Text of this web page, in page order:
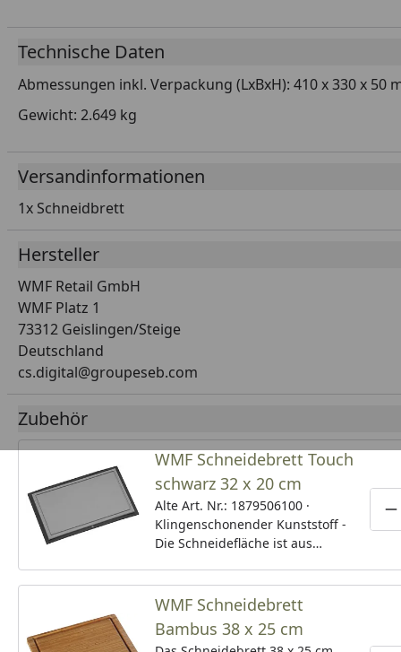
Technische Daten
Abmessungen inkl. Verpackung (LxBxH): 410 x 330 x 50
Gewicht: 2.649 kg
Versandinformationen
1x Schneidbrett
Hersteller
WMF Retail GmbH
WMF Platz 1
73312 Geislingen/Steige
Deutschland
cs.digital@groupeseb.com
Zubehör
WMF Schneidebrett Touch
schwarz 32 x 20 cm
Alte Art. Nr.: 1879506100 ·
Klingenschonender Kunststoff -
Die Schneidefläche ist aus
Kunststoff, der für müheloes
Schneiden sorgt und dabei die
Klingen von Küchenmessern
schont. · Saftrillen - Die das
WMF Schneidebrett
Bambus 38 x 25 cm